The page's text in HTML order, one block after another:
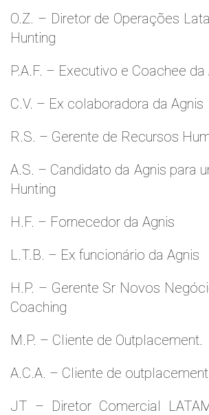
O.Z. – Diretor de Operações
Hunting
P.A.F. – Executivo e Coachee da
C.V. – Ex colaboradora da Agnis
R.S. – Gerente de Recursos
A.S. – Candidato da Agnis para
Hunting
H.F. – Fornecedor da Agnis
L.T.B. – Ex funcionário da Agnis
H.P. – Gerente Sr Novos
Coaching
M.P. – Cliente de Outplacement.
A.C.A. – Cliente de outplacement
JT – Diretor Comercial